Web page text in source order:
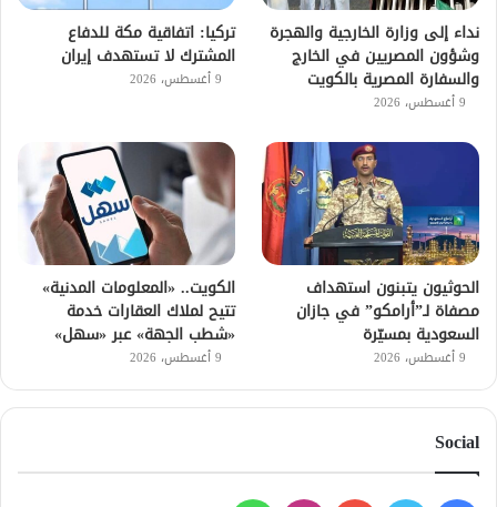
نداء إلى وزارة الخارجية والهجرة
وشؤون المصريين في الخارج
والسفارة المصرية بالكويت
9 أغسطس، 2026
تركيا: اتفاقية مكة للدفاع
المشترك لا تستهدف إيران
9 أغسطس، 2026
الحوثيون يتبنون استهداف
مصفاة لـ”أرامكو” في جازان
السعودية بمسيّرة
9 أغسطس، 2026
الكويت.. «المعلومات المدنية»
تتيح لملاك العقارات خدمة
«شطب الجهة» عبر «سهل»
9 أغسطس، 2026
Social